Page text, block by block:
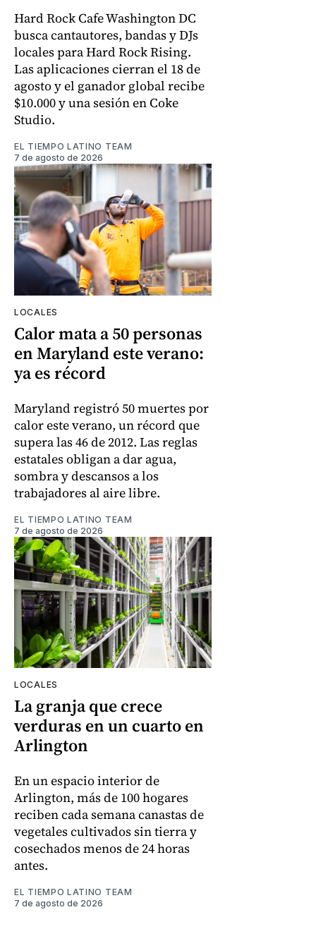
Hard Rock Cafe Washington DC
busca cantautores, bandas y DJs
locales para Hard Rock Rising.
Las aplicaciones cierran el 18 de
agosto y el ganador global recibe
$10.000 y una sesión en Coke
Studio.
EL TIEMPO LATINO TEAM
7 de agosto de 2026
LOCALES
Calor mata a 50 personas
en Maryland este verano:
ya es récord
Maryland registró 50 muertes por
calor este verano, un récord que
supera las 46 de 2012. Las reglas
estatales obligan a dar agua,
sombra y descansos a los
trabajadores al aire libre.
EL TIEMPO LATINO TEAM
7 de agosto de 2026
LOCALES
La granja que crece
verduras en un cuarto en
Arlington
En un espacio interior de
Arlington, más de 100 hogares
reciben cada semana canastas de
vegetales cultivados sin tierra y
cosechados menos de 24 horas
antes.
EL TIEMPO LATINO TEAM
7 de agosto de 2026